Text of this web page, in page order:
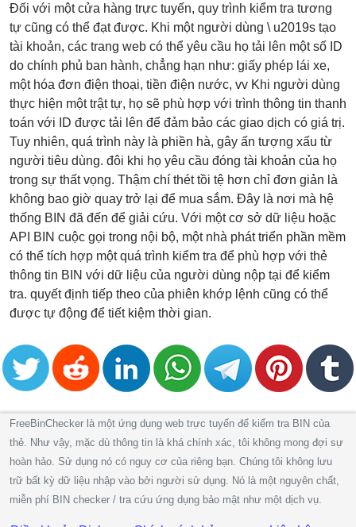
Đối với một cửa hàng trực tuyến, quy trình kiểm tra tương
tự cũng có thể đạt được. Khi một người dùng \ u2019s tạo
tài khoản, các trang web có thể yêu cầu họ tải lên một số ID
do chính phủ ban hành, chẳng hạn như: giấy phép lái xe,
một hóa đơn điện thoại, tiền điện nước, vv Khi người dùng
thực hiện một trật tự, họ sẽ phù hợp với trình thông tin thanh
toán với ID được tải lên để đảm bảo các giao dịch có giá trị.
Tuy nhiên, quá trình này là phiền hà, gây ấn tượng xấu từ
người tiêu dùng. đôi khi họ yêu cầu đóng tài khoản của họ
trong sự thất vọng. Thậm chí thét tồi tệ hơn chỉ đơn giản là
không bao giờ quay trở lại để mua sắm. Đây là nơi mà hệ
thống BIN đã đến để giải cứu. Với một cơ sở dữ liệu hoặc
API BIN cuộc gọi trong nội bộ, một nhà phát triển phần mềm
có thể tích hợp một quá trình kiểm tra để phù hợp với thẻ
thông tin BIN với dữ liệu của người dùng nộp tại để kiểm
tra. quyết định tiếp theo của phiên khớp lệnh cũng có thể
được tự động để tiết kiệm thời gian.
FreeBinChecker là một ứng dụng web trực tuyến để kiểm tra BIN của
thẻ. Như vậy, mặc dù thông tin là khá chính xác, tôi không mong đợi sự
hoàn hảo. Sử dụng nó có nguy cơ của riêng bạn. Chúng tôi không lưu
trữ bất kỳ dữ liệu nhập vào bởi người sử dụng. Nó là một nguyên chất,
miễn phí BIN checker / tra cứu ứng dụng bảo mật như một dịch vụ.